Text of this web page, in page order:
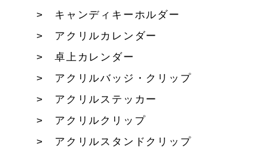
キャンディキーホルダー
アクリルカレンダー
卓上カレンダー
アクリルバッジ・クリップ
アクリルステッカー
アクリルクリップ
アクリルスタンドクリップ